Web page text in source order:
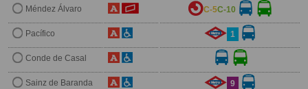
Méndez Álvaro C-5C-10
Pacífico 1
Conde de Casal
Sainz de Baranda 9